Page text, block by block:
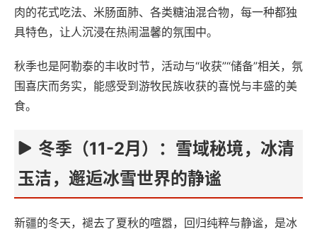
肉的花式吃法、米肠面肺、各类糖油混合物，每一种都独
具特色，让人沉浸在热闹温馨的氛围中。
秋季也是阿勒泰的丰收时节，活动与“收获”“储备”相关，氛
围喜庆而务实，能感受到游牧民族收获的喜悦与丰盛的美
食。
冬季（11-2月）：雪域秘境，冰清
玉洁，邂逅冰雪世界的静谧
新疆的冬天，褪去了夏秋的喧嚣，回归纯粹与静谧，是冰